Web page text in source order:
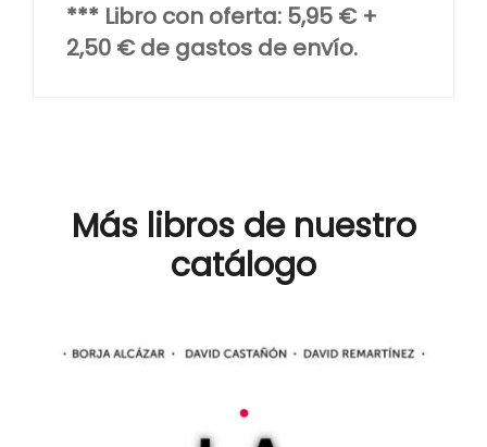
*** Libro con oferta: 5,95 € +
2,50 € de gastos de envío.
Más libros de nuestro
catálogo